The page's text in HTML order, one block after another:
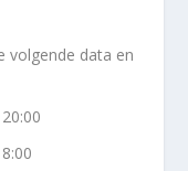
volgende data en